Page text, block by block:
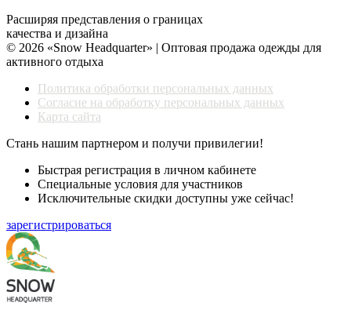
Расширяя представления о границах
качества и дизайна
© 2026 «Snow Headquarter» | Оптовая продажа одежды для
активного отдыха
Политика обработки персональных данных
Согласие на обработку персональных данных
Карта сайта
Стань нашим партнером и получи привилегии!
Быстрая регистрация в личном кабинете
Специальные условия для участников
Исключительные скидки доступны уже сейчас!
зарегистрироваться